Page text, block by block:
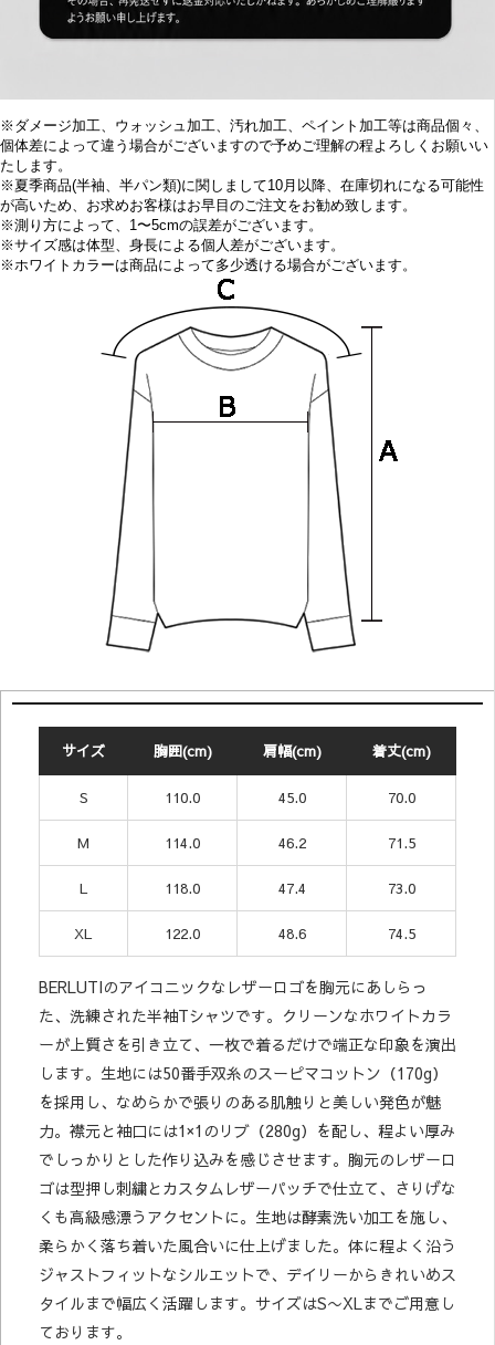
※ダメージ加工、ウォッシュ加工、汚れ加工、ペイント加工等は商品個々、
個体差によって違う場合がございますので予めご理解の程よろしくお願いい
たします。
※ 夏季商品(半袖、半パン類)に関しまして10月以降、在庫切れになる可能性
が高いため、お求めお客様はお早目のご注文をお勧め致します。
※測り方によって、1〜5cmの誤差がございます。
※サイズ感は体型、身長による個人差がございます。
※ホワイトカラーは商品によって多少透ける場合がございます。
サイズ 胸囲(cm) 肩幅(cm) 着丈(cm)
S 110.0 45.0 70.0
M 114.0 46.2 71.5
L 118.0 47.4 73.0
XL 122.0 48.6 74.5
BERLUTIのアイコニックなレザーロゴを胸元にあしらっ
た、洗練された半袖Tシャツです。クリーンなホワイトカラ
ーが上質さを引き立て、一枚で着るだけで端正な印象を演出
します。生地には50番手双糸のスーピマコットン（170g）
を採用し、なめらかで張りのある肌触りと美しい発色が魅
力。襟元と袖口には1×1のリブ（280g）を配し、程よい厚み
でしっかりとした作り込みを感じさせます。胸元のレザーロ
ゴは型押し刺繍とカスタムレザーパッチで仕立て、さりげな
くも高級感漂うアクセントに。生地は酵素洗い加工を施し、
柔らかく落ち着いた風合いに仕上げました。体に程よく沿う
ジャストフィットなシルエットで、デイリーからきれいめス
タイルまで幅広く活躍します。サイズはS〜XLまでご用意し
ております。